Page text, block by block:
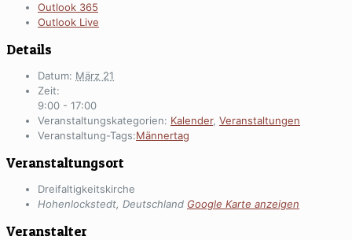
Outlook 365
Outlook Live
Details
Datum: März 21
Zeit:
9:00 - 17:00
Veranstaltungskategorien: Kalender, Veranstaltungen
Veranstaltung-Tags:Männertag
Veranstaltungsort
Dreifaltigkeitskirche
Hohenlockstedt, Deutschland Google Karte anzeigen
Veranstalter